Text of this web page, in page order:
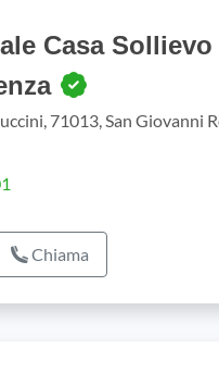
Casa Sollievo
71013, San Giovanni
Chiama